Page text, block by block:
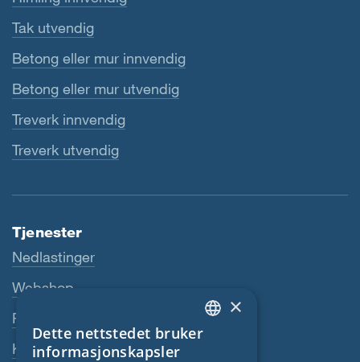
Tak utvendig
Betong eller mur innvendig
Betong eller mur utvendig
Treverk innvendig
Treverk utvendig
Tjenester
Nedlastinger
Webshop
Fagforhandler
Kontaktperson
ENGLISH
×
Dette nettstedet bruker
informasjonskapsler